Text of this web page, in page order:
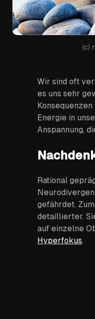
(c)
Wir sind oft
es uns sehr
Energie in
Anspannung,
Rational
gefährdet.
detaillierter.
auf einzelne
Hyperfokus.